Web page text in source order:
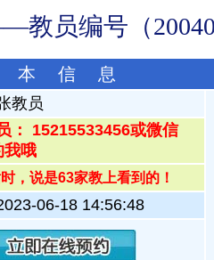
员编号（
本 信 息
教员
： 15215533456或微信
我哦
，说是63家教上看到的！
06-18 14:56:48